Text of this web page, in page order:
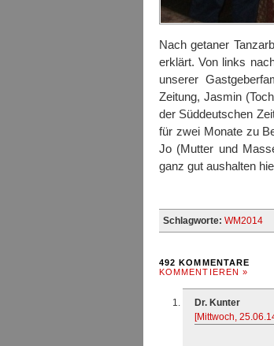
Nach getaner
erklärt. Von links
unserer
Zeitung, Jasmin
der Süddeutschen
für zwei Monate zu
Jo (Mutter und
ganz gut aushalten
Schlagworte: WM2014
492 KOMMENTARE
KOMMENTIEREN »
Dr. Kunter
[Mittwoch,